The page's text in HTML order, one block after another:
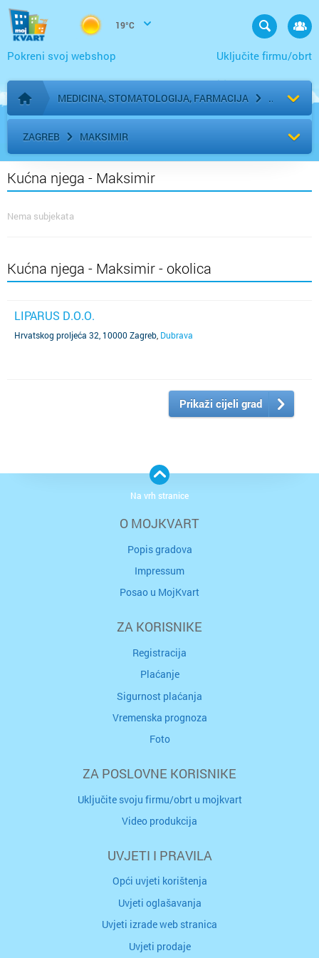
19°C
Uključite firmu/obrt
Pokreni svoj webshop
Početna stranica
MEDICINA, STOMATOLOGIJA, FARMACIJA
ZAGREB MAKSIMIR
Kućna njega - Maksimir
Nema subjekata
Kućna njega - Maksimir - okolica
LIPARUS D.O.O.
Hrvatskog proljeća 32, 10000 Zagreb Dubrava
Prikaži cijeli grad
O MOJKVART
Popis gradova
Impressum
Posao u MojKvart
ZA KORISNIKE
Registracija
Plaćanje
Sigurnost plaćanja
Vremenska prognoza
Foto
ZA POSLOVNE KORISNIKE
Uključite svoju firmu/obrt u mojkvart
Video produkcija
UVJETI I PRAVILA
Opći uvjeti korištenja
Uvjeti oglašavanja
Uvjeti izrade web stranica
Uvjeti prodaje
Na vrh stranice